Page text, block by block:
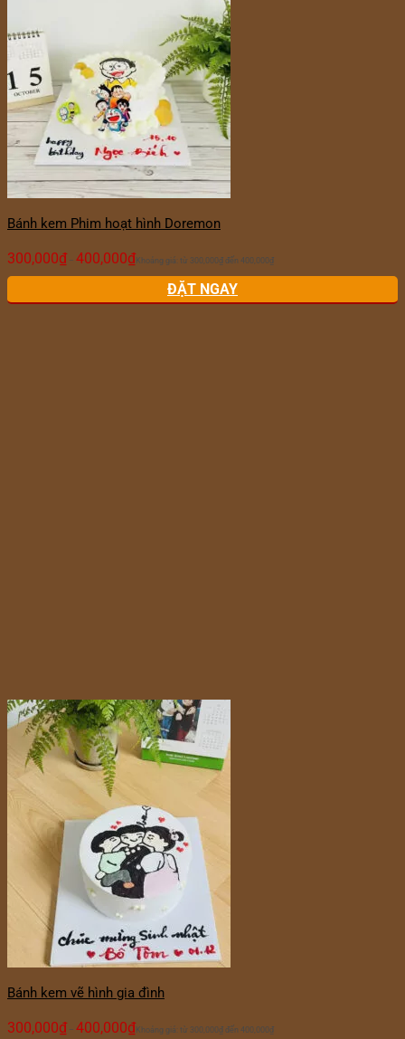
Bánh kem Phim hoạt hình Doremon
300,000₫ – 400,000₫ Khoảng giá: từ 300,000₫ đến 400,000₫
ĐẶT NGAY
Bánh kem vẽ hình gia đình
300,000₫ – 400,000₫ Khoảng giá: từ 300,000₫ đến 400,000₫